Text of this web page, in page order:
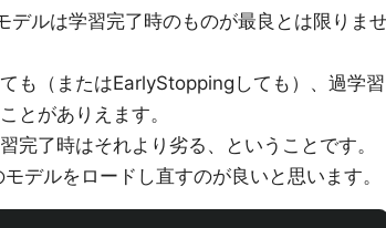
ルは学習完了時のものが最良とは限りま
も（またはEarlyStoppingしても）、過学習
とがありえます。
完了時はそれより劣る、ということです。
デルをロードし直すのが良いと思います。